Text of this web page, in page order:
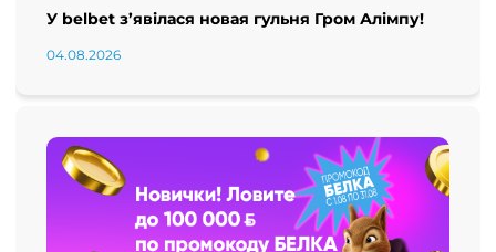
У belbet з’явілася новая гульня Гром Алімпу!
04.08.2026